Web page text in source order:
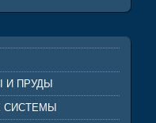
И ПРУДЫ
СИСТЕМЫ